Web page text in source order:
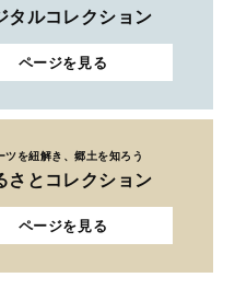
タルコレクション
ページを見る
ツを紐解き、郷土を知ろう
さとコレクション
ページを見る